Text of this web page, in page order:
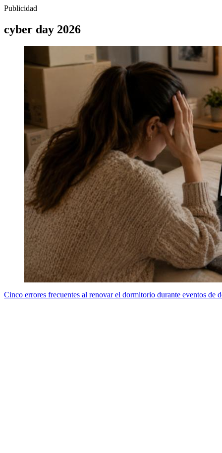
Publicidad
cyber day 2026
Cinco errores frecuentes al renovar el dormitorio durante eventos de